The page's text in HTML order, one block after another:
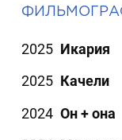
2025 Икария
2025 Качели
2024 Он + она